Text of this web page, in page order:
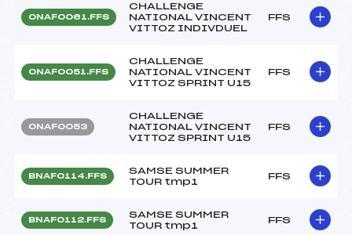
ONAF0061.FFS
CHALLENGE
NATIONAL VINCENT
VITTOZ INDIVDUEL
FFS
ONAF0051.FFS
CHALLENGE
NATIONAL VINCENT
VITTOZ SPRINT U15
FFS
ONAF0053
CHALLENGE
NATIONAL VINCENT
VITTOZ SPRINT U15
FFS
BNAF0114.FFS
SAMSE SUMMER
TOUR tmp1
FFS
BNAF0112.FFS
SAMSE SUMMER
TOUR tmp1
FFS